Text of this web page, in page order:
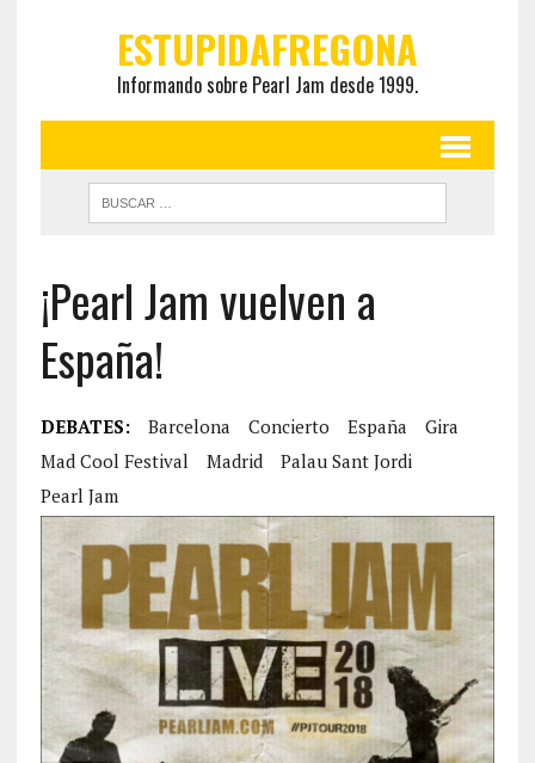
ESTUPIDAFREGONA
Informando sobre Pearl Jam desde 1999.
¡Pearl Jam vuelven a
España!
DEBATES: Barcelona Concierto España
Gira
Mad Cool Festival
Madrid
Palau Sant Jordi
Pearl Jam